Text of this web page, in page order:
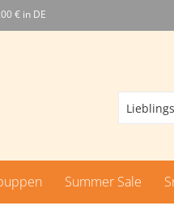
€ in DE
Summer Sale